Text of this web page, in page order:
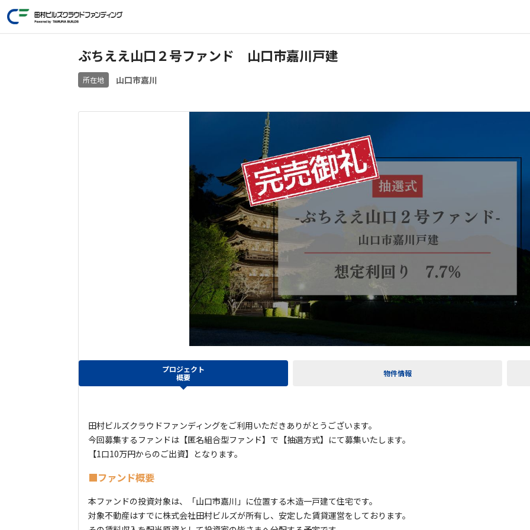
ぶちええ山口２号ファンド 山口市嘉川戸建
所在地 山口市嘉川
プロジェクト
概要
物件情報
田村ビルズクラウドファンディングをご利用いただきありがとうございます。
今回募集するファンドは【匿名組合型ファンド】で【抽選方式】にて募集いたします。
【1口10万円からのご出資】となります。
■ファンド概要
本ファンドの投資対象は、「山口市嘉川」に位置する木造一戸建て住宅です。
対象不動産はすでに株式会社田村ビルズが所有し、安定した賃貸運営をしております。